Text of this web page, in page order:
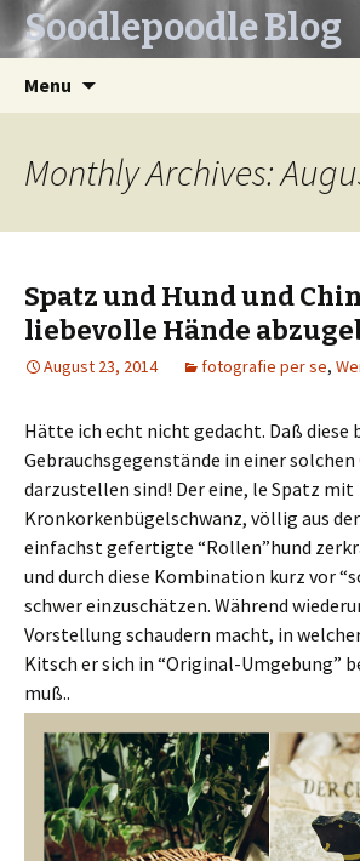
Soodlepoodle Blog
Menu
Monthly Archives:
Spatz und Hund und
liebevolle Hände
August 23, 2014 fotografie per se,
Hätte ich echt nicht gedacht. Daß diese
Gebrauchsgegenstände in einer solchen
darzustellen sind! Der eine, le Spatz mit
Kronkorkenbügelschwanz, völlig aus
einfachst gefertigte “Rollen”hund
und durch diese Kombination kurz vor
schwer einzuschätzen. Während
Vorstellung schaudern macht, in
Kitsch er sich in “Original-Umgebung”
muß..